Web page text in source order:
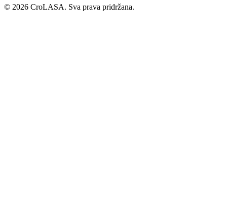
© 2026 CroLASA. Sva prava pridržana.